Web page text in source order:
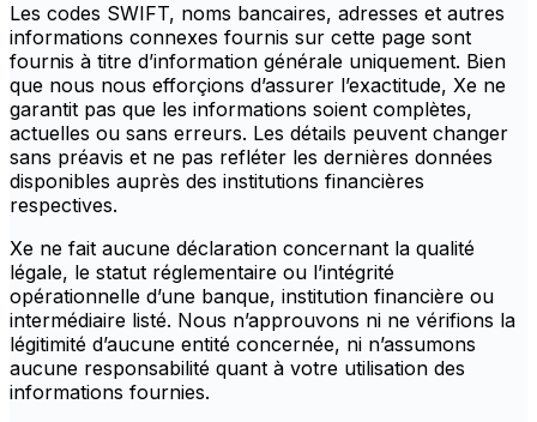
Les codes SWIFT, noms bancaires, adresses et autres
informations connexes fournis sur cette page sont
fournis à titre d’information générale uniquement. Bien
que nous nous efforçions d’assurer l’exactitude, Xe ne
garantit pas que les informations soient complètes,
actuelles ou sans erreurs. Les détails peuvent changer
sans préavis et ne pas refléter les dernières données
disponibles auprès des institutions financières
respectives.
Xe ne fait aucune déclaration concernant la qualité
légale, le statut réglementaire ou l’intégrité
opérationnelle d’une banque, institution financière ou
intermédiaire listé. Nous n’approuvons ni ne vérifions la
légitimité d’aucune entité concernée, ni n’assumons
aucune responsabilité quant à votre utilisation des
informations fournies.